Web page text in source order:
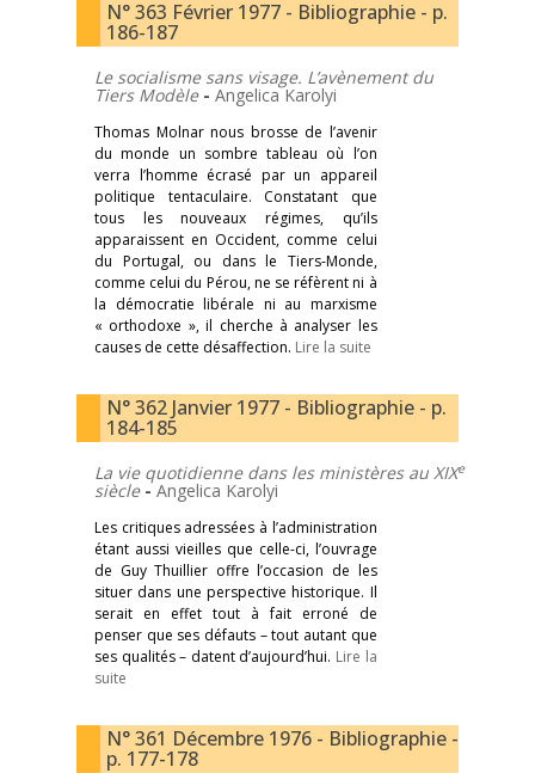
N° 363 Février 1977 - Bibliographie - p.
186-187
Le socialisme sans visage. L’avènement du
Tiers Modèle - Angelica Karolyi
Thomas Molnar nous brosse de l’avenir
du monde un sombre tableau où l’on
verra l’homme écrasé par un appareil
politique tentaculaire. Constatant que
tous les nouveaux régimes, qu’ils
apparaissent en Occident, comme celui
du Portugal, ou dans le Tiers-Monde,
comme celui du Pérou, ne se réfèrent ni à
la démocratie libérale ni au marxisme
« orthodoxe », il cherche à analyser les
causes de cette désaffection. Lire la suite
N° 362 Janvier 1977 - Bibliographie - p.
184-185
La vie quotidienne dans les ministères au XIXe
siècle -Angelica Karolyi
Les critiques adressées à l’administration
étant aussi vieilles que celle-ci, l’ouvrage
de Guy Thuillier offre l’occasion de les
situer dans une perspective historique. Il
serait en effet tout à fait erroné de
penser que ses défauts – tout autant que
ses qualités – datent d’aujourd’hui. Lire la
suite
N° 361 Décembre 1976 - Bibliographie -
p. 177-178